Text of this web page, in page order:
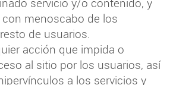
menoscabo de los
de usuarios.
acción que impida o
al sitio por los usuarios, así
a los servicios y